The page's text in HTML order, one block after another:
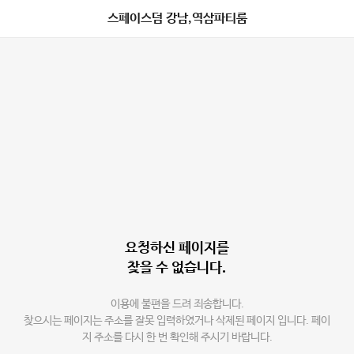
스페이스덤 강남,역삼파티룸
요청하신 페이지를
찾을 수 없습니다.
이용에 불편을 드려 죄송합니다.
찾으시는 페이지는 주소를 잘못 입력하였거나 삭제된 페이지 입니다. 페이
지 주소를 다시 한 번 확인해 주시기 바랍니다.